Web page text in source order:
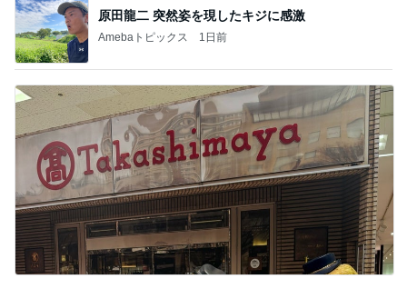
指輪を自宅に置き忘れた結婚式
Amebaトピックス 1日前
カルディで買った優雅な気分の珈琲
Amebaトピックス 10時間前
主人に頼まれ苦労した人気の帽子